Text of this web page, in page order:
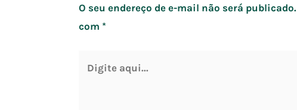
O seu endereço de e-mail não será publicado.
com *
aqui...